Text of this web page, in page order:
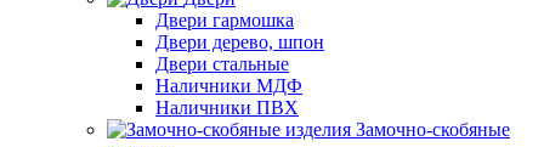
Двери гармошка
Двери дерево, шпон
Двери стальные
Наличники МДФ
Наличники ПВХ
Замочно-скобяные